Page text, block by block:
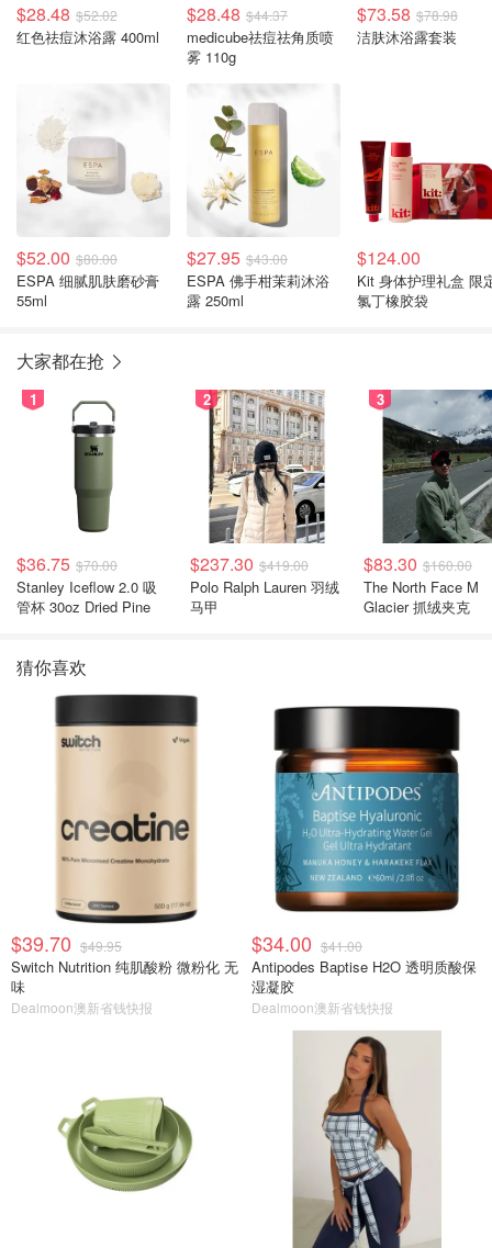
$28.48 $52.02
红色祛痘沐浴露 400ml
$28.48 $44.37
medicube祛痘祛角质喷
雾 110g
$73.58 $78.98
洁肤沐浴露套装
$52.00 $80.00
ESPA 细腻肌肤磨砂膏
55ml
$27.95 $43.00
ESPA 佛手柑茉莉沐浴
露 250ml
$124.00
Kit 身体护理礼盒 限
氯丁橡胶袋
大家都在抢
1
$36.75 $70.00
Stanley Iceflow 2.0 吸
管杯 30oz Dried Pine
2
$237.30 $419.00
Polo Ralph Lauren 羽绒
马甲
3
$83.30 $160.00
The North Face M
Glacier 抓绒夹克
猜你喜欢
$39.70 $49.95
Switch Nutrition 纯肌酸粉 微粉化 无
味
Dealmoon澳新省钱快报
$34.00 $41.00
Antipodes Baptise H2O 透明质酸保
湿凝胶
Dealmoon澳新省钱快报